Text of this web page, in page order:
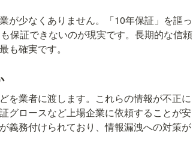
が少なくありません。「10年保証」を謳っ
保証できないのが現実です。長期的な信頼
確実です。
を業者に渡します。これらの情報が不正に
グロースなど上場企業に依頼することが安
義務付けられており、情報漏洩への対策が